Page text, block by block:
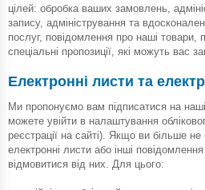
цілей: обробка ваших замовлень,
запису, адміністрування та
послуг, повідомлення про наші товари,
спеціальні пропозиції, які можуть вас
Електронні листи та
Ми пропонуємо вам підписатися на
можете увійти в налаштування
реєстрації на сайті). Якщо ви більше
електронні листи або інші
відмовитися від них. Для цього: